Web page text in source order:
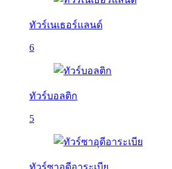
ทัวร์เนเธอร์แลนด์
6
ทัวร์บอลติก
5
ทัวร์ซาอุดีอาระเบีย